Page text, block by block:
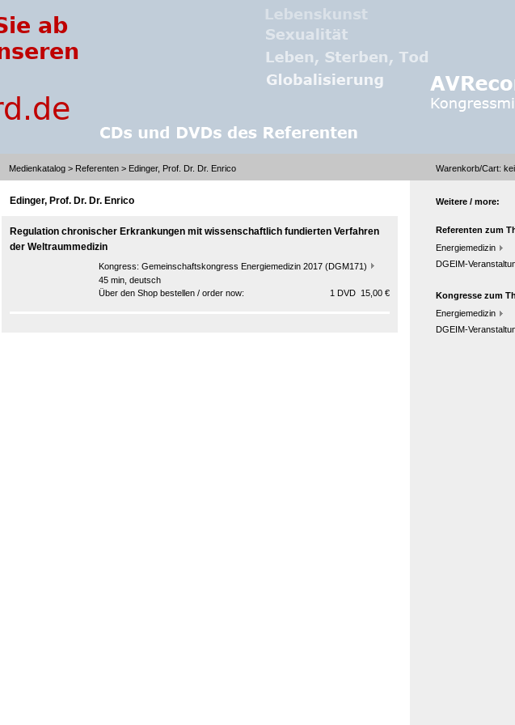
Medienkatalog > Referenten > Edinger, Prof. Dr. Dr. Enrico Warenkorb/Cart:
Edinger, Prof. Dr. Dr. Enrico
Regulation chronischer Erkrankungen mit wissenschaftlich fundierten Verfahren
der Weltraummedizin
Kongress: Gemeinschaftskongress Energiemedizin 2017 (DGM171)
45 min, deutsch
Über den Shop bestellen / order now:
1 DVD 15,00 €
Weitere / more:
Referenten zum
Energiemedizin
DGEIM-
Kongresse zum
Energiemedizin
DGEIM-